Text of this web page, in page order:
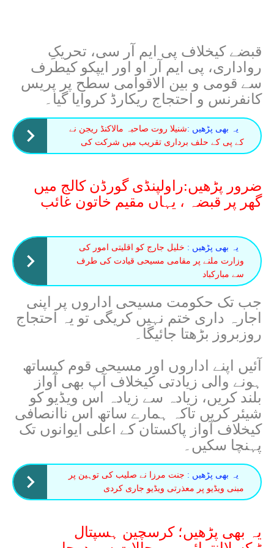
قبضے کیخلاف پی ایم آر سی، تحریکِ
رواداری، پی ایم آر او اور ایپکو کیطرف
سے قومی و بین الاقوامی سطح پر پریس
کانفرنس و احتجاج ریکارڈ کروایا گیا۔
یہ بھی پڑھیں :شنیلا روت صاحبہ مالاکنڈ ریجن نے
کے پی کے حلف برداری تقریب میں شرکت کی
ضرور پڑھیں:راولپنڈی گورڈن کالج میں
گھر پر قبضہ ، یہاں مقیم خاتون غائب
یہ بھی پڑھیں : خلیل جارج کو اقلیتی امور کی
وزارت ملنے پر مقامی مسیحی قیادت کی طرف
سے مبارکباد
جب تک حکومت مسیحی اداروں پر اپنی
اجارہ داری ختم نہیں کریگی تو یہ احتجاج
روزبروز بڑھتا جائیگا۔
آئیں اپنے اداروں اور مسیحی قوم کیساتھ
ہونے والی زیادتی کیخلاف آپ بھی آواز
بلند کریں، زیادہ سے زیادہ اس ویڈیو کو
شیئر کریں تاکہ ہمارے ساتھ اس ناانصافی
کیخلاف آواز پاکستان کے اعلی ایوانوں تک
پہنچا سکیں۔
یہ بھی پڑھیں : جنت مرزا نے صلیب کی توہین پر
مبنی ویڈیو پر معذرتی ویڈیو جاری کردی
یہ بھی پڑھیں؛کرسچین ہسپتال